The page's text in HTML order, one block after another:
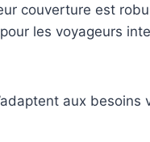
couverture est
les voyageurs
aux besoins